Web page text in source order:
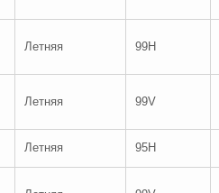
Летняя 99H
Летняя 99V
Летняя 95H